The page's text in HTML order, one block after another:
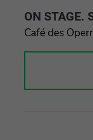
ON STAGE.
Café des